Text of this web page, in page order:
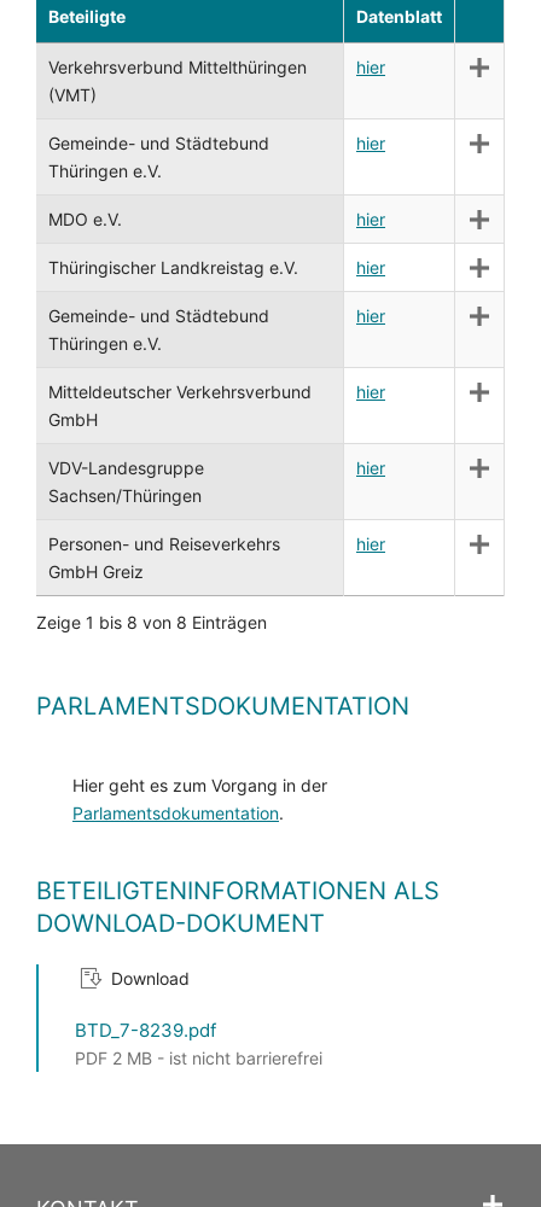
Beteiligte Datenblatt
Verkehrsverbund Mittelthüringen
(VMT)
hier
Gemeinde- und Städtebund
Thüringen e.V.
hier
MDO e.V. hier
Thüringischer Landkreistag e.V. hier
Gemeinde- und Städtebund
Thüringen e.V.
hier
Mitteldeutscher Verkehrsverbund
GmbH
hier
VDV-Landesgruppe
Sachsen/Thüringen
hier
Personen- und Reiseverkehrs
GmbH Greiz
hier
Zeige 1 bis 8 von 8 Einträgen
PARLAMENTSDOKUMENTATION
Hier geht es zum Vorgang in der
Parlamentsdokumentation.
BETEILIGTENINFORMATIONEN ALS
DOWNLOAD-DOKUMENT
Download
BTD_7-8239.pdf
PDF 2 MB - ist nicht barrierefrei